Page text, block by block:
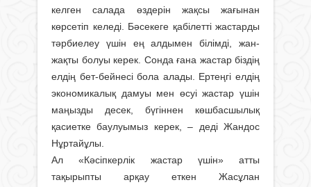
келген салада өздерін жақсы жағынан
көрсетіп келеді. Бәсекеге қабілетті жастарды
тәрбиелеу үшін ең алдымен білімді, жан-
жақты болуы керек. Сонда ғана жастар біздің
елдің бет-бейнесі бола алады. Ертеңгі елдің
экономикалық дамуы мен өсуі жастар үшін
маңызды десек, бүгіннен көшбасшылық
қасиетке баулуымыз керек, – деді Жандос
Нұртайұлы.
Ал «Кәсіпкерлік жастар үшін» атты
тақырыпты арқау еткен Жасұлан